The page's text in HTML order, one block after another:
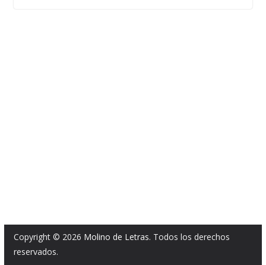
Copyright © 2026 Molino de Letras. Todos los derechos
reservados.